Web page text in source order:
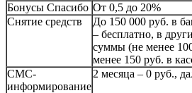
Бонусы Спасибо От 0,5 до 20%
Снятие средств
До 150 000 руб. в
– бесплатно, в
суммы (не менее
менее 150 руб. в
СМС-
информирование
2 месяца – 0 руб.,